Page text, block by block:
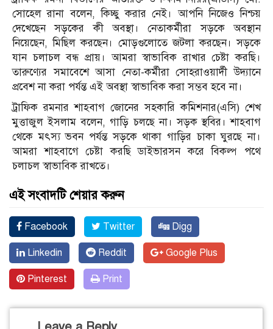
সোহেল রানা বলেন, কিচ্ছু করার নেই। আপনি নিজেও নিশ্চয়
দেখেছেন সড়কের কী অবস্থা। নেতাকর্মীরা সড়কে অবস্থান
নিয়েছেন, মিছিল করছেন। মোড়গুলোতে জটলা করছেন। সড়কে
যান চলাচল বন্ধ প্রায়। আমরা স্বাভাবিক রাখার চেষ্টা করছি।
তারুণ্যের সমাবেশে আসা নেতা-কর্মীরা সোহরাওয়ার্দী উদ্যানে
প্রবেশ না করা পর্যন্ত এই অবস্থা স্বাভাবিক করা সম্ভব হবে না।
ট্রাফিক রমনার শাহবাগ জোনের সহকারি কমিশনার(এসি) শেখ
মুত্তাজুল ইসলাম বলেন, গাড়ি চলছে না। সড়ক স্থবির। শাহবাগ
থেকে মৎস্য ভবন পর্যন্ত সড়কে থাকা গাড়ির চাকা ঘুরছে না।
আমরা শাহবাগে চেষ্টা করছি ডাইভারসন করে বিকল্প পথে
চলাচল স্বাভাবিক রাখতে।
এই সংবাদটি শেয়ার করুন
Facebook Twitter Digg
Linkedin Reddit Google Plus
Pinterest Print